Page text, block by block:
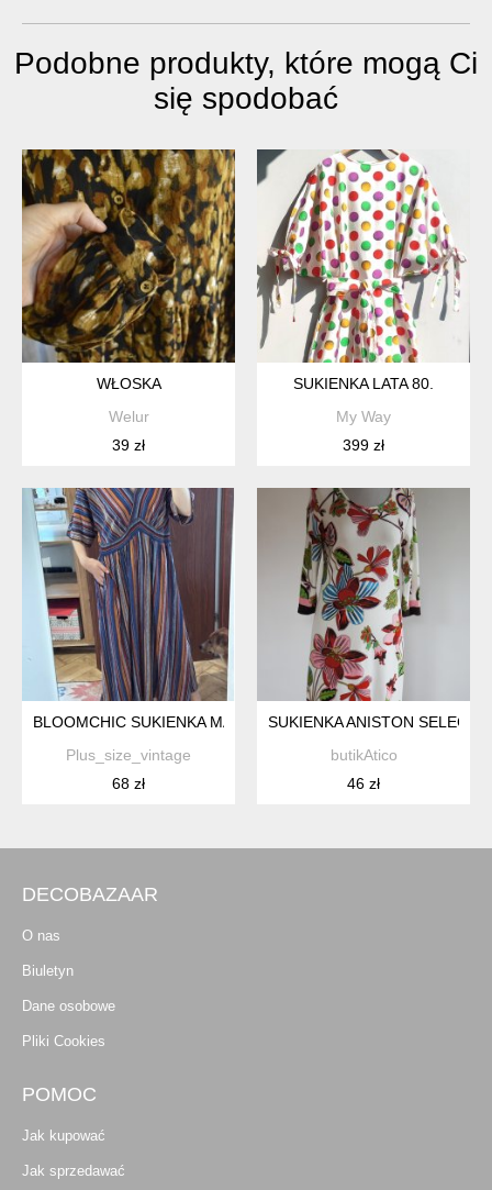
Podobne produkty, które mogą Ci
się spodobać
WŁOSKA
Welur
39 zł
SUKIENKA LATA 80.
My Way
399 zł
BLOOMCHIC SUKIENKA MAXI W PASKI PLUS SIZE 18-20 / 48-
Plus_size_vintage
68 zł
SUKIENKA ANISTON
butikAtico
46 zł
DECOBAZAAR
O nas
Biuletyn
Dane osobowe
Pliki Cookies
POMOC
Jak kupować
Jak sprzedawać